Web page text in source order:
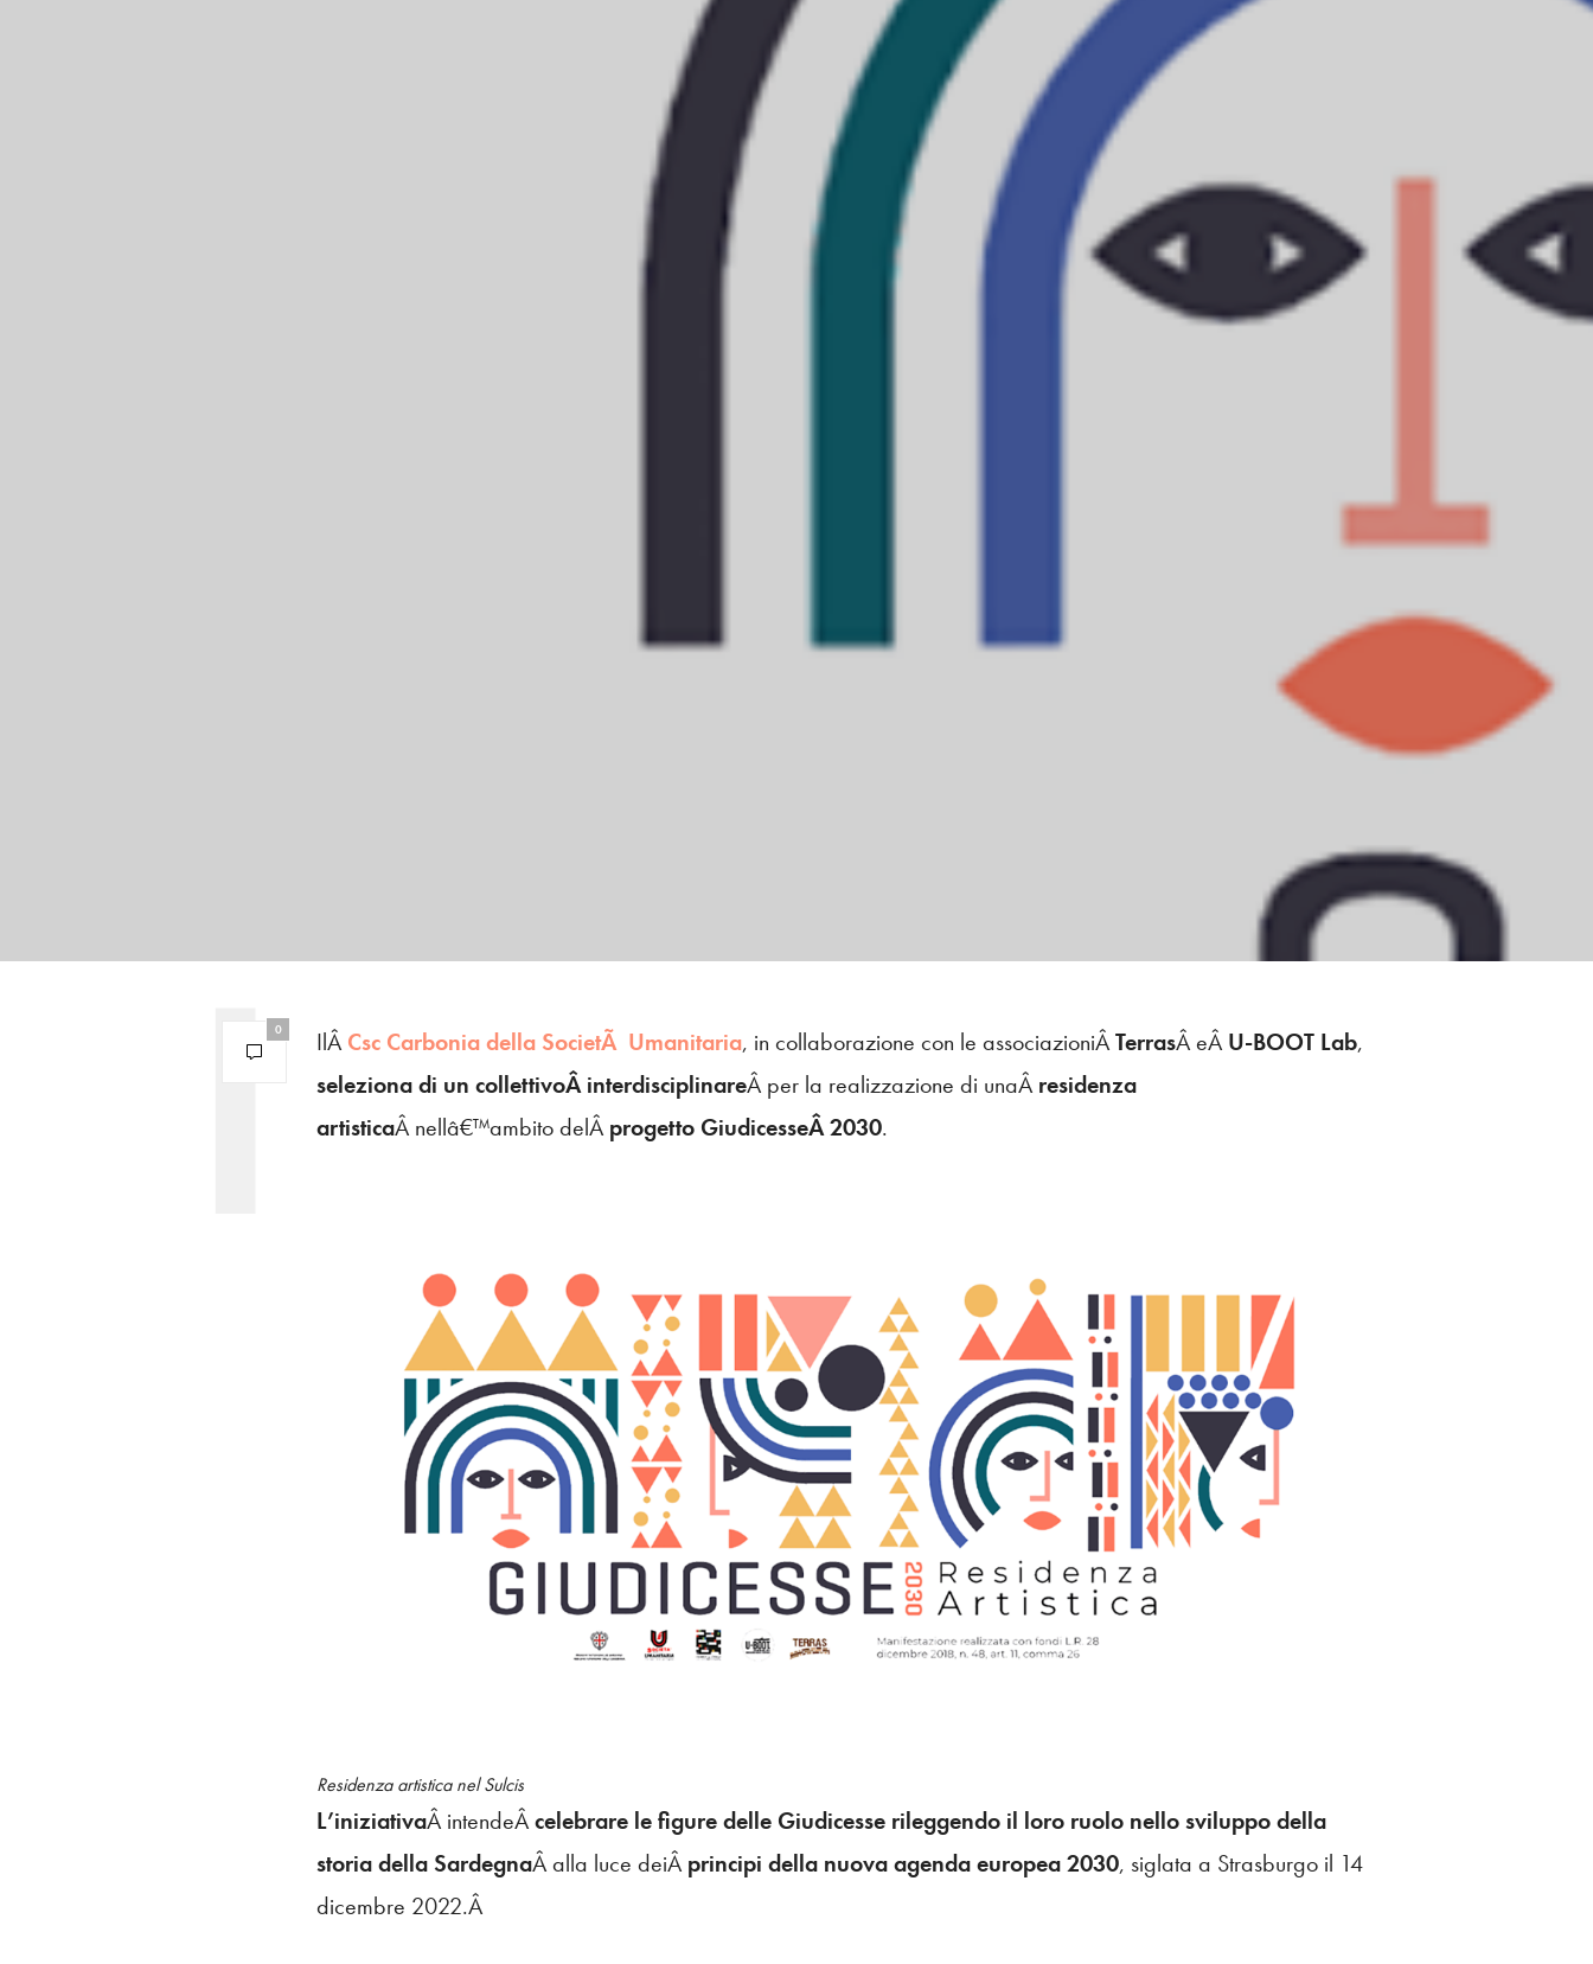
0 IlÂ Csc Carbonia della SocietÃ Umanitaria, in collaborazione con le associazioniÂTerrasÂ eÂ U-BOOT Lab,
seleziona di un collettivoÂ interdisciplinareÂ per la realizzazione di unaÂ residenza
artisticaÂ nellâ€™ambito delÂ progetto GiudicesseÂ 2030.
Residenza artistica nel Sulcis
L’iniziativaÂ intendeÂcelebrare le figure delle Giudicesse rileggendo il loro ruolo nello sviluppo della
storia della SardegnaÂ alla luce deiÂ principi della nuova agenda europea 2030, siglata a Strasburgo il 14
dicembre 2022.Â